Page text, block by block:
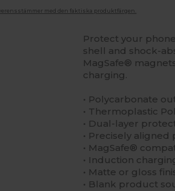
med den faktiska produktfärgen.
Protect your
shell and shock-
MagSafe®
charging.
• Polycarbonate
• Thermoplastic
• Dual-layer
• Precisely
• MagSafe®
• Induction
• Matte or gloss
• Blank product